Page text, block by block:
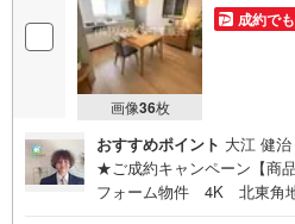
画像36枚
成約で
おすすめポイント 大江 健治
★ご成約キャンペーン【商
フォーム物件 4K 北東角